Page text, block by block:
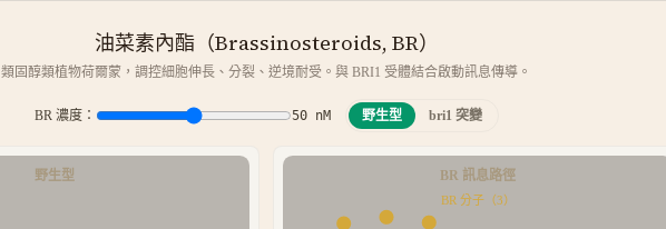
油菜素內酯（Brassinosteroids, BR）
類固醇類植物荷爾蒙，調控細胞伸長、分裂、逆境耐受。與 BRI1 受體結合啟動訊息傳導。
BR 濃度： 50nM 野生型 bri1 突變
野生型 BR 訊息路徑
BR 分子（3）